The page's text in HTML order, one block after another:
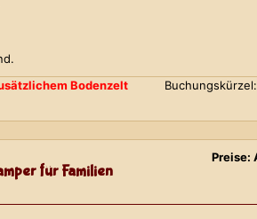
Bodenzelt
Buchungskürzel:
für Familien
Preise: